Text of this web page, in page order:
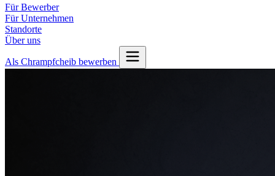
Für Bewerber
Für Unternehmen
Standorte
Über uns
Als Chrampfcheib bewerben